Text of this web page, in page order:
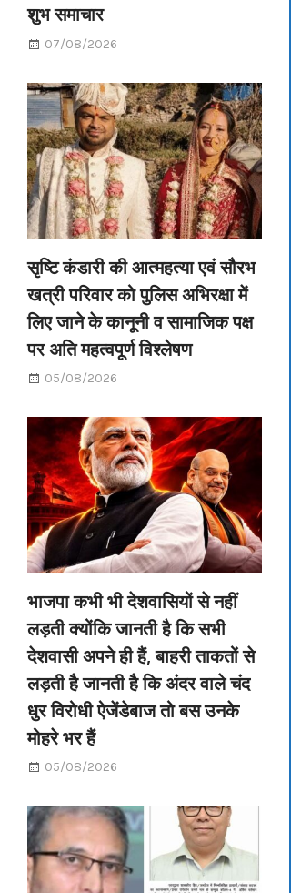
शुभ समाचार
07/08/2026
सृष्टि कंडारी की आत्महत्या एवं सौरभ
खत्री परिवार को पुलिस अभिरक्षा में
लिए जाने के कानूनी व सामाजिक पक्ष
पर अति महत्वपूर्ण विश्लेषण
05/08/2026
भाजपा कभी भी देशवासियों से नहीं
लड़ती क्योंकि जानती है कि सभी
देशवासी अपने ही हैं, बाहरी ताकतों से
लड़ती है जानती है कि अंदर वाले चंद
धुर विरोधी ऐजेंडेबाज तो बस उनके
मोहरे भर हैं
05/08/2026